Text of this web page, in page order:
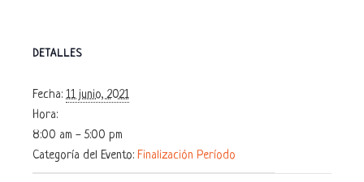
DETALLES
Fecha: 11 junio, 2021
Hora:
8:00 am - 5:00 pm
Categoría del Evento: Finalización Período